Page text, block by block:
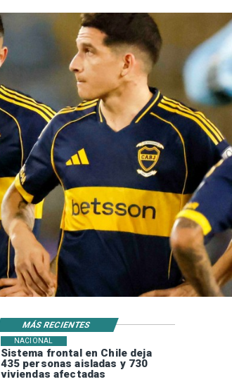
Sistema frontal en Chile deja
435 personas aisladas y 730
viviendas afectadas
NACIONAL
MÁS RECIENTES